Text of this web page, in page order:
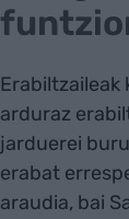
Erabiltzaileak
arduraz
jarduerei
erabat
araudia, bai